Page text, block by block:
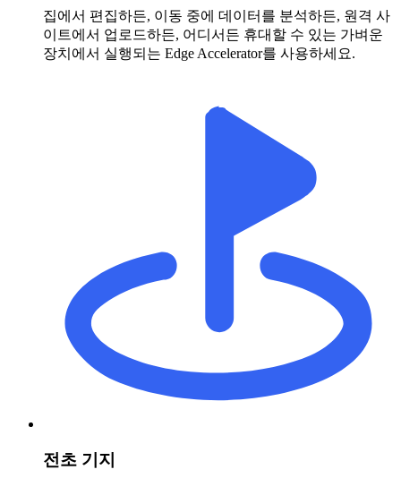
집에서 편집하든, 이동 중에 데이터를 분석하든, 원격 사
이트에서 업로드하든, 어디서든 휴대할 수 있는 가벼운
장치에서 실행되는 Edge Accelerator를 사용하세요.
전초 기지